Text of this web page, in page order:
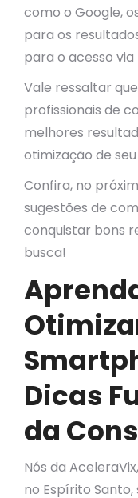
como o Google,
para os
para o acesso via
Vale ressaltar
profissionais de
melhores
otimização de
Confira, no
sugestões de
conquistar bons
busca!
Dicas
da
Nós da
no Espírito